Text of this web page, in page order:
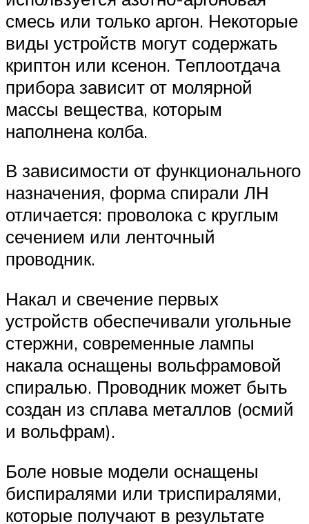
смесь или только аргон. Некоторые
виды устройств могут содержать
криптон или ксенон. Теплоотдача
прибора зависит от молярной
массы вещества, которым
наполнена колба.
В зависимости от функционального
назначения, форма спирали ЛН
отличается: проволока с круглым
сечением или ленточный
проводник.
Накал и свечение первых
устройств обеспечивали угольные
стержни, современные лампы
накала оснащены вольфрамовой
спиралью. Проводник может быть
создан из сплава металлов (осмий
и вольфрам).
Боле новые модели оснащены
биспиралями или триспиралями,
которые получают в результате